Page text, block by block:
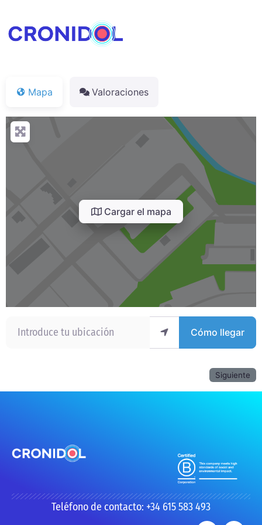
Mapa Valoraciones
Cargar el mapa
Cómo llegar
Siguiente
Teléfono de contacto: +34 615 583 493